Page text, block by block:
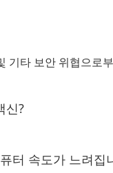
기타 보안 위협으로
신?
터 속도가 느려집